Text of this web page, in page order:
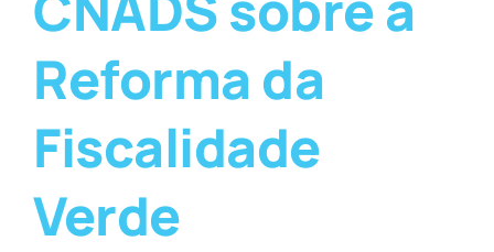
Reforma da
Fiscalidade
Verde